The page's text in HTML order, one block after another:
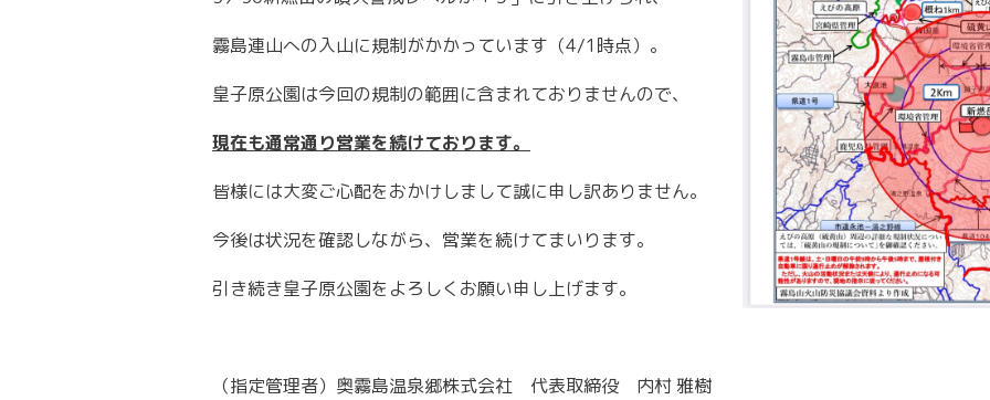
霧島連山への入山に規制がかかっています（4/1時点）。
皇子原公園は今回の規制の範囲に含まれておりませんので、
現在も通常通り営業を続けております。
皆様には大変ご心配をおかけしまして誠に申し訳ありません。
今後は状況を確認しながら、営業を続けてまいります。
引き続き皇子原公園をよろしくお願い申し上げます。
（指定管理者）奥霧島温泉郷株式会社 代表取締役 内村 雅樹